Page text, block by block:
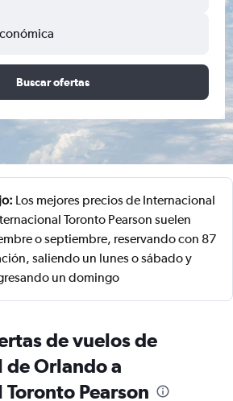
Buscar ofertas
Los mejores precios de Internacional
Toronto Pearson suelen
o septiembre, reservando con 87
saliendo un lunes o sábado y
un domingo
de vuelos de
Orlando a
Pearson